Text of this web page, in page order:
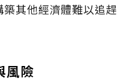
其他經濟體難以追趕
風險